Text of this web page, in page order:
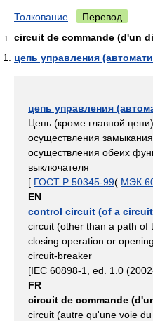
Толкование Перевод
1
circuit de commande (d'un
цепь управления
цепь управления
Цепь (кроме главной
осуществления
осуществления обеих
выключателя
[ ГОСТ Р 50345-99( МЭК
EN
control circuit (of a
circuit (other than a path of
closing operation or
circuit-breaker
[IEC 60898-1, ed. 1.0
FR
circuit de commande
circuit (autre qu'une voie